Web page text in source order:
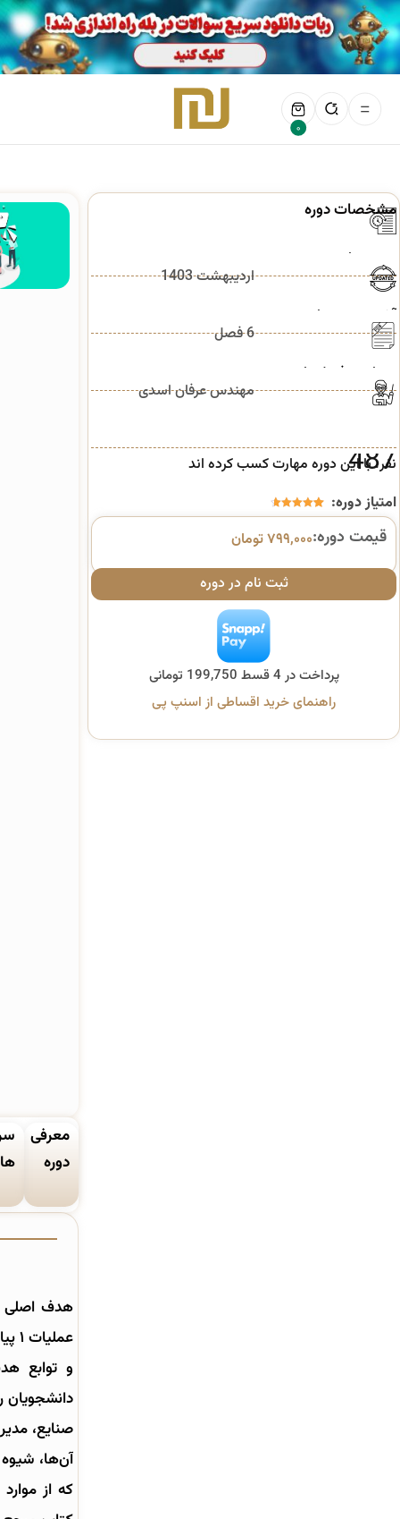
0
معرفی
دوره
ها
هدف اصلی
و توابع
دانشجویان
صنایع،
آن‌ها،
که از
مشخصات دوره
مدت زمان:
آخرین بروزرسانی:
اردیبهشت 1403
تعداد سرفصل‌ها:
6 فصل
مهندس عرفان اسدی
487
نفر، با این دوره مهارت کسب کرده اند
امتیاز دوره:
امتیازدهی
4.63 از 5
16
امتیازدهی
قیمت دوره:۷۹۹,۰۰۰تومان
ثبت نام در دوره
پرداخت در 4 قسط 199,750 تومانی
راهنمای خرید اقساطی از اسنپ پی